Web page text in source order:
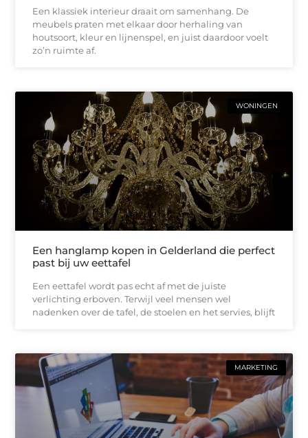
Een klassiek interieur draait om samenhang. De
meubels praten met elkaar door herhaling van
houtsoort, kleur en lijnenspel, en juist daardoor voelt
zo’n ruimte af.
WONINGEN
Een hanglamp kopen in Gelderland die perfect
past bij uw eettafel
Een eettafel wordt pas echt af met de juiste
verlichting erboven. Terwijl veel mensen wel
nadenken over de tafel, de stoelen en het servies, blijft
MARKETING